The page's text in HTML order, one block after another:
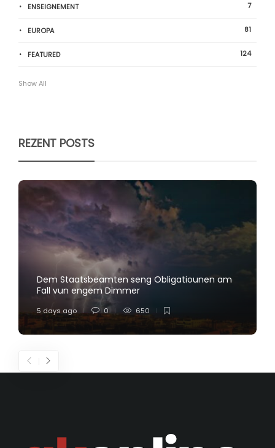
ENSEIGNEMENT 7
EUROPA 81
FEATURED 124
Show All
REZENT POSTS
Dem Staatsbeamten seng Obligatiounen am
Fall vun engem Dimmer
5 days ago 0 650